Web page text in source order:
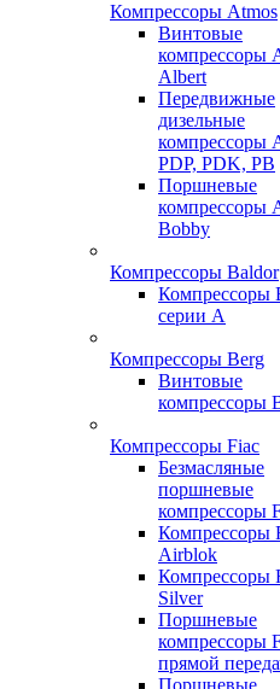
Компрессоры Atmos
Винтовые
компрессоры
Albert
Передвижные
дизельные
компрессоры
PDP, PDK, PB
Поршневые
компрессоры
Bobby
Компрессоры Baldor
Компрессоры
серии A
Компрессоры Berg
Винтовые
компрессоры
Компрессоры Fiac
Безмасляные
поршневые
компрессоры
Компрессоры
Airblok
Компрессоры
Silver
Поршневые
компрессоры
прямой
Поршневые